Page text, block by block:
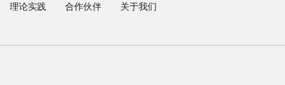
理论实践 合作伙伴 关于我们